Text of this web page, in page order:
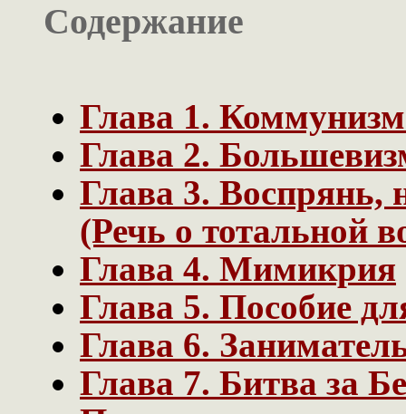
Содержание
Глава 1.
Глава 2.
Глава 3. Воспрянь,
(Речь о тотальной
Глава 4. Мимикрия
Глава 5. Пособие
Глава 6.
Глава 7. Битва за